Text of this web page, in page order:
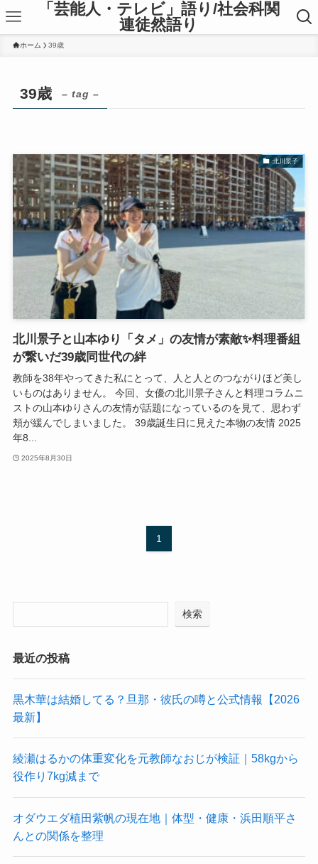
「芸能人・テレビ」語り/社会科関
連徒然語り
ホーム 39歳
39歳 – tag –
北川景子
北川景子と山本ゆり「タメ」の友情が素敵✨料理番組
が繋いだ39歳同世代の絆
教師を38年やってきた私にとって、人と人とのつながりほど美し
いものはありません。 今回、女優の北川景子さんと料理コラムニ
ストの山本ゆりさんの友情が話題になっているのを見て、思わず
頬が緩んでしまいました。 39歳誕生日に見えた本物の友情 2025
年8...
2025年8月30日
1
検索
最近の投稿
黒木華は結婚してる？旦那・彼氏の噂と公式情報【2026
最新】
綾瀬はるかの体重変化を元教師なおじが検証｜58kgから
役作り7kg減まで
オダウエダ植田紫帆の現在地｜体型・健康・浜田順平さ
んとの関係を整理